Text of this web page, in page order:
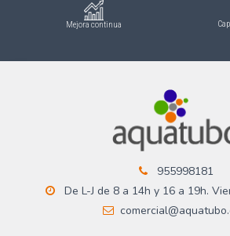
Mejora continua
955998181
De L-J de 8 a 14h y 16 a 19h.